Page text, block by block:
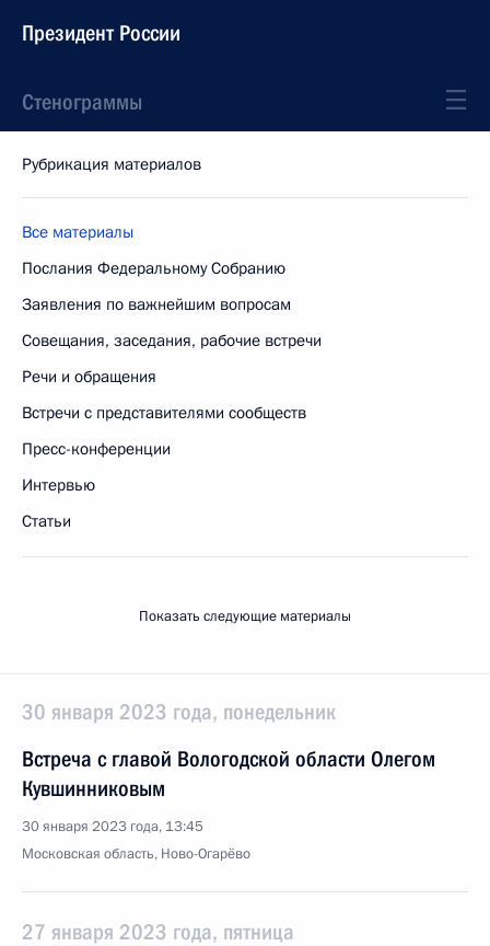
Президент России
Стенограммы
Рубрикация материалов
Все материалы
Послания Федеральному Собранию
Заявления по важнейшим вопросам
Совещания, заседания, рабочие встречи
Речи и обращения
Встречи с представителями сообществ
Пресс-конференции
Интервью
Статьи
Показать следующие материалы
30 января 2023 года, понедельник
Встреча с главой Вологодской области Олегом
Кувшинниковым
30 января 2023 года, 13:45
Московская область, Ново-Огарёво
27 января 2023 года, пятница